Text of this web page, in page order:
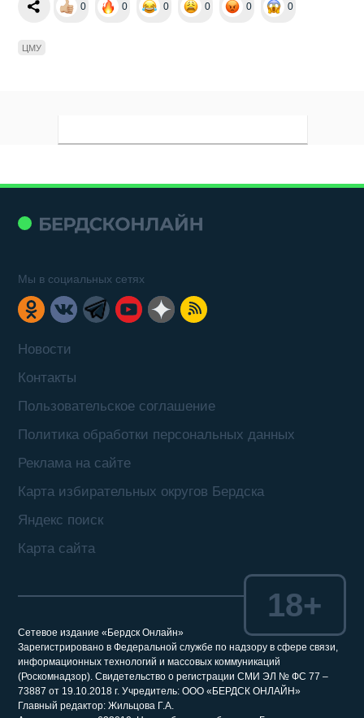
0 0 0 0 0 0
ЦМУ
Новости
Контакты
Пользовательское соглашение
Политика обработки персональных данных
Реклама на сайте
Карта избирательных округов Бердска
Яндекс поиск
Карта сайта
Мы в социальных сетях
Сетевое издание «Бердск Онлайн»
Зарегистрировано в Федеральной службе по надзору в сфере связи,
информационных технологий и массовых коммуникаций
(Роскомнадзор). Свидетельство о регистрации СМИ ЭЛ № ФС 77 –
73887 от 19.10.2018 г. Учредитель: ООО «БЕРДСК ОНЛАЙН»
Главный редактор: Жильцова Г.А.
18+